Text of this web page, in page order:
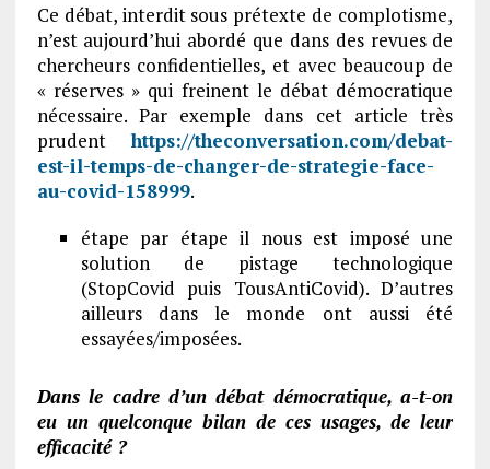
Ce débat, interdit sous prétexte de complotisme,
n’est aujourd’hui abordé que dans des revues de
chercheurs confidentielles, et avec beaucoup de
« réserves » qui freinent le débat démocratique
nécessaire. Par exemple dans cet article très
prudenthttps://theconversation.com/debat-
est-il-temps-de-changer-de-strategie-face-
au-covid-158999.
étape par étape il nous est imposé une
solution de pistage technologique
(StopCovid puis TousAntiCovid). D’autres
ailleurs dans le monde ont aussi été
essayées/imposées.
Dans le cadre d’un débat démocratique, a-t-on
eu un quelconque bilan de ces usages, de leur
efficacité ?